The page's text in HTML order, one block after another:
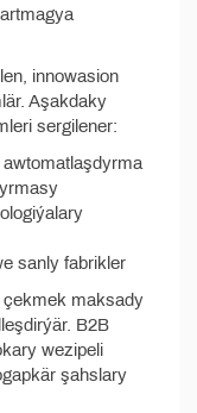
innowasion
Aşakdaky
sergilener:
sanly fabrikler
çekmek maksady
B2B
wezipeli
şahslary